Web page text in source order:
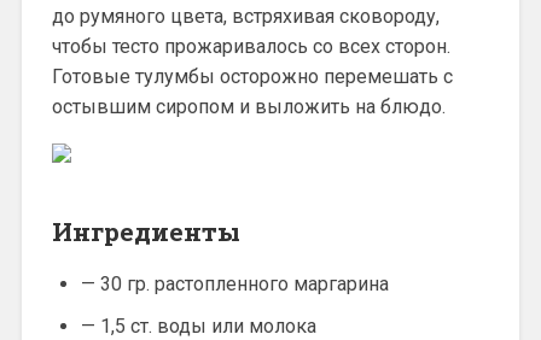
до румяного цвета, встряхивая сковороду,
чтобы тесто прожаривалось со всех сторон.
Готовые тулумбы осторожно перемешать с
остывшим сиропом и выложить на блюдо.
Ингредиенты
— 30 гр. растопленного маргарина
— 1,5 ст. воды или молока